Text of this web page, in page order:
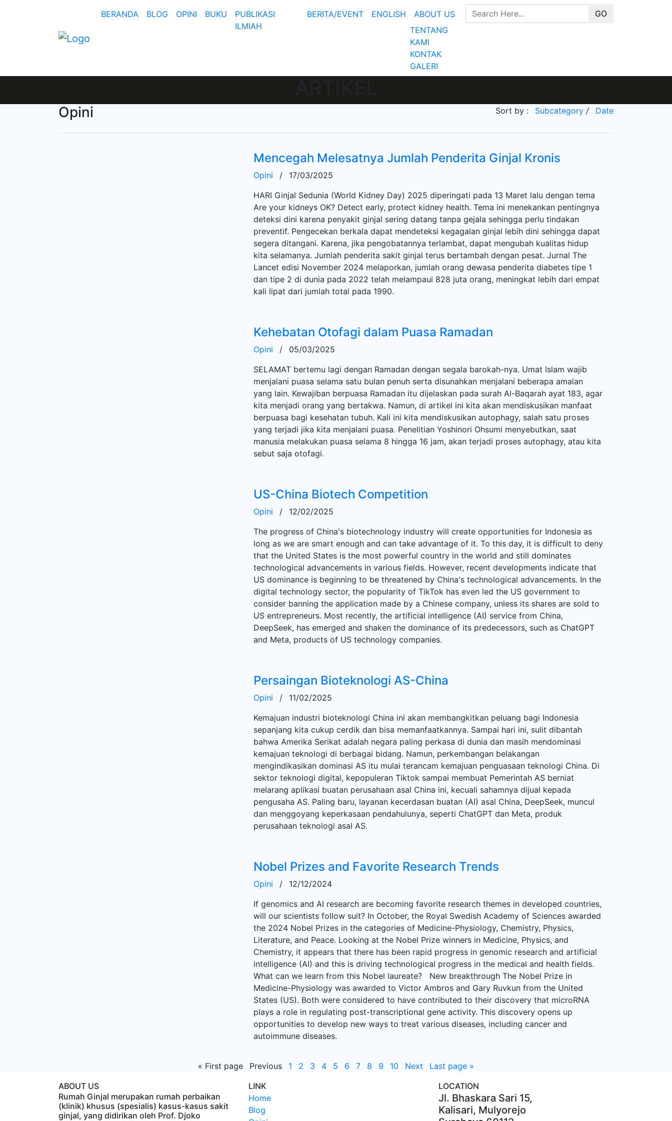
BERANDA BLOG OPINI BUKU
PUBLIKASI
ILMIAH
BERITA/EVENT ENGLISH
ABOUT US
TENTANG
KAMI
KONTAK
GALERI
GO
Opini Sort by : Subcategory / Date
Mencegah Melesatnya Jumlah Penderita Ginjal Kronis
Opini /
17/03/2025
HARI Ginjal Sedunia (World Kidney Day) 2025 diperingati pada 13 Maret lalu dengan tema
Are your kidneys OK? Detect early, protect kidney health. Tema ini menekankan pentingnya
deteksi dini karena penyakit ginjal sering datang tanpa gejala sehingga perlu tindakan
preventif. Pengecekan berkala dapat mendeteksi kegagalan ginjal lebih dini sehingga dapat
segera ditangani. Karena, jika pengobatannya terlambat, dapat mengubah kualitas hidup
kita selamanya. Jumlah penderita sakit ginjal terus bertambah dengan pesat. Jurnal The
Lancet edisi November 2024 melaporkan, jumlah orang dewasa penderita diabetes tipe 1
dan tipe 2 di dunia pada 2022 telah melampaui 828 juta orang, meningkat lebih dari empat
kali lipat dari jumlah total pada 1990.
Kehebatan Otofagi dalam Puasa Ramadan
Opini /
05/03/2025
SELAMAT bertemu lagi dengan Ramadan dengan segala barokah-nya. Umat Islam wajib
menjalani puasa selama satu bulan penuh serta disunahkan menjalani beberapa amalan
yang lain. Kewajiban berpuasa Ramadan itu dijelaskan pada surah Al-Baqarah ayat 183, agar
kita menjadi orang yang bertakwa. Namun, di artikel ini kita akan mendiskusikan manfaat
berpuasa bagi kesehatan tubuh. Kali ini kita mendiskusikan autophagy, salah satu proses
yang terjadi jika kita menjalani puasa. Penelitian Yoshinori Ohsumi menyebutkan, saat
manusia melakukan puasa selama 8 hingga 16 jam, akan terjadi proses autophagy, atau kita
sebut saja otofagi.
US-China Biotech Competition
Opini /
12/02/2025
The progress of China's biotechnology industry will create opportunities for Indonesia as
long as we are smart enough and can take advantage of it. To this day, it is difficult to deny
that the United States is the most powerful country in the world and still dominates
technological advancements in various fields. However, recent developments indicate that
US dominance is beginning to be threatened by China's technological advancements. In the
digital technology sector, the popularity of TikTok has even led the US government to
consider banning the application made by a Chinese company, unless its shares are sold to
US entrepreneurs. Most recently, the artificial intelligence (AI) service from China,
DeepSeek, has emerged and shaken the dominance of its predecessors, such as ChatGPT
and Meta, products of US technology companies.
Persaingan Bioteknologi AS-China
Opini /
11/02/2025
Kemajuan industri bioteknologi China ini akan membangkitkan peluang bagi Indonesia
sepanjang kita cukup cerdik dan bisa memanfaatkannya. Sampai hari ini, sulit dibantah
bahwa Amerika Serikat adalah negara paling perkasa di dunia dan masih mendominasi
kemajuan teknologi di berbagai bidang. Namun, perkembangan belakangan
mengindikasikan dominasi AS itu mulai terancam kemajuan penguasaan teknologi China. Di
sektor teknologi digital, kepopuleran Tiktok sampai membuat Pemerintah AS berniat
melarang aplikasi buatan perusahaan asal China ini, kecuali sahamnya dijual kepada
pengusaha AS. Paling baru, layanan kecerdasan buatan (AI) asal China, DeepSeek, muncul
dan menggoyang keperkasaan pendahulunya, seperti ChatGPT dan Meta, produk
perusahaan teknologi asal AS.
Nobel Prizes and Favorite Research Trends
Opini /
12/12/2024
If genomics and AI research are becoming favorite research themes in developed countries,
will our scientists follow suit? In October, the Royal Swedish Academy of Sciences awarded
the 2024 Nobel Prizes in the categories of Medicine-Physiology, Chemistry, Physics,
Literature, and Peace. Looking at the Nobel Prize winners in Medicine, Physics, and
Chemistry, it appears that there has been rapid progress in genomic research and artificial
intelligence (AI) and this is driving technological progress in the medical and health fields.
What can we learn from this Nobel laureate? New breakthrough The Nobel Prize in
Medicine-Physiology was awarded to Victor Ambros and Gary Ruvkun from the United
States (US). Both were considered to have contributed to their discovery that microRNA
plays a role in regulating post-transcriptional gene activity. This discovery opens up
opportunities to develop new ways to treat various diseases, including cancer and
autoimmune diseases.
« First page Previous 1 2 3 4 5 6 7 8 9 10 Next Last page »
ABOUT US
Rumah Ginjal merupakan rumah perbaikan
(klinik) khusus (spesialis) kasus-kasus sakit
ginjal, yang didirikan oleh Prof. Djoko
LINK
Home
Blog
LOCATION
Jl. Bhaskara Sari 15,
Kalisari, Mulyorejo